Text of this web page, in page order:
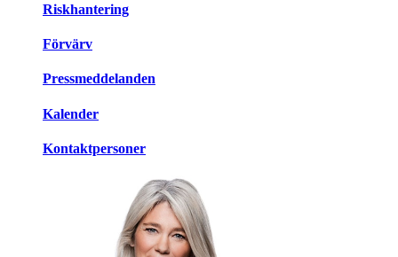
Riskhantering
Förvärv
Pressmeddelanden
Kalender
Kontaktpersoner